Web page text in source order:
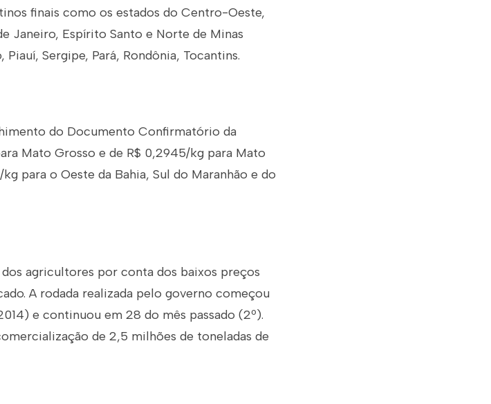
finais como os estados do Centro-Oeste,
Janeiro, Espírito Santo e Norte de Minas
Sergipe, Pará, Rondônia, Tocantins.
do Documento Confirmatório da
Mato Grosso e de R$ 0,2945/kg para Mato
para o Oeste da Bahia, Sul do Maranhão e do
agricultores por conta dos baixos preços
A rodada realizada pelo governo começou
e continuou em 28 do mês passado (2º).
de 2,5 milhões de toneladas de